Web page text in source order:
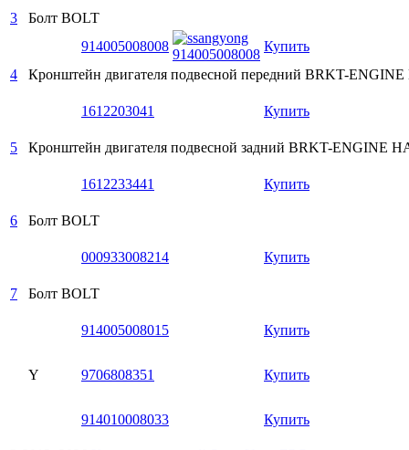
3 Болт BOLT
914005008008
Купить
4
Кронштейн двигателя подвесной передний BRKT-ENGINE
1612203041 Купить
5 Кронштейн двигателя подвесной задний BRKT-ENGINE
1612233441 Купить
6 Болт BOLT
000933008214 Купить
7 Болт BOLT
914005008015 Купить
Y 9706808351 Купить
914010008033 Купить